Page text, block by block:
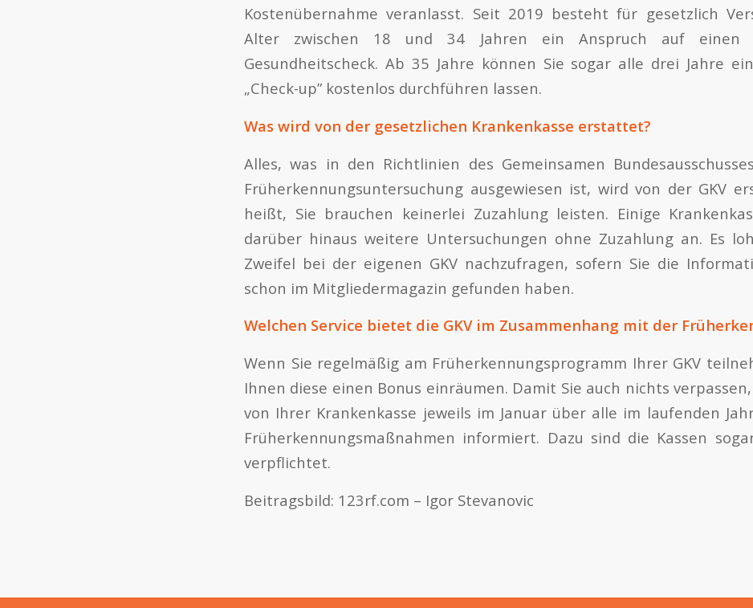
Kostenübernahme veranlasst. Seit 2019 besteht für gesetzlich
Alter zwischen 18 und 34 Jahren ein Anspruch auf einen
Gesundheitscheck. Ab 35 Jahre können Sie sogar alle drei Jahre
„Check-up” kostenlos durchführen lassen.
Was wird von der gesetzlichen Krankenkasse erstattet?
Alles, was in den Richtlinien des Gemeinsamen
Früherkennungsuntersuchung ausgewiesen ist, wird von der GKV
heißt, Sie brauchen keinerlei Zuzahlung leisten. Einige
darüber hinaus weitere Untersuchungen ohne Zuzahlung an. Es
Zweifel bei der eigenen GKV nachzufragen, sofern Sie die
schon im Mitgliedermagazin gefunden haben.
Welchen Service bietet die GKV im Zusammenhang mit der
Wenn Sie regelmäßig am Früherkennungsprogramm Ihrer GKV
Ihnen diese einen Bonus einräumen. Damit Sie auch nichts
von Ihrer Krankenkasse jeweils im Januar über alle im laufenden
Früherkennungsmaßnahmen informiert. Dazu sind die Kassen
verpflichtet.
Beitragsbild: 123rf.com – Igor Stevanovic